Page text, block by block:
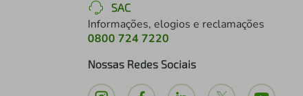
SAC
Informações, elogios e reclamações
0800 724 7220
Nossas Redes Sociais